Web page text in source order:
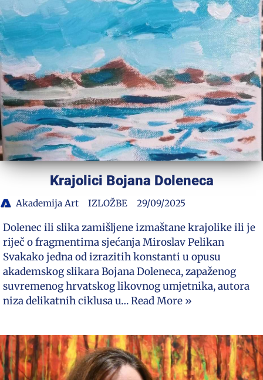
Krajolici Bojana Doleneca
Akademija Art IZLOŽBE 29/09/2025
Dolenec ili slika zamišljene izmaštane krajolike ili je
riječ o fragmentima sjećanja Miroslav Pelikan
Svakako jedna od izrazitih konstanti u opusu
akademskog slikara Bojana Doleneca, zapaženog
suvremenog hrvatskog likovnog umjetnika, autora
niza delikatnih ciklusa u…Read More »